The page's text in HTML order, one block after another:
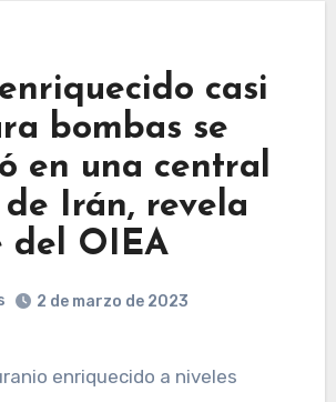
casi
bombas se
en una central
Irán, revela
del OIEA
2 de marzo de 2023